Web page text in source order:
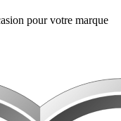
pour votre marque